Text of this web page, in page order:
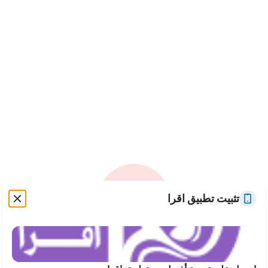
تثبيت تطبيق اقرا
حدث خطأ غير متوقع